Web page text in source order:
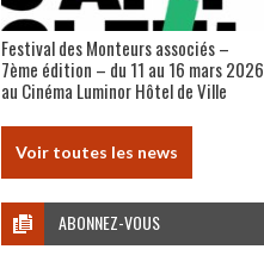
Festival des Monteurs associés –
7ème édition – du 11 au 16 mars 2026
au Cinéma Luminor Hôtel de Ville
Voir toutes les news
ABONNEZ-VOUS